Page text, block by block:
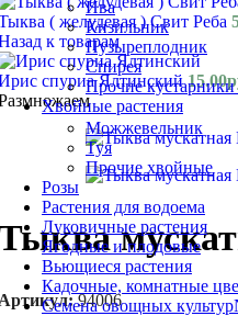
Ива
Кизильник
Пузыреплодник
Спирея
Прочие кустарники
Хвойные растения
Можжевельник
Туя
Прочие хвойные
Розы
Растения для водоема
Луковичные растения
Ягодные и плодовые
Вьющиеся растения
Кадочные, комнатные
Семена овощных культур
( желудевая ) Свит Реба
к товарам
спуриа Ялтинский15.00
94006